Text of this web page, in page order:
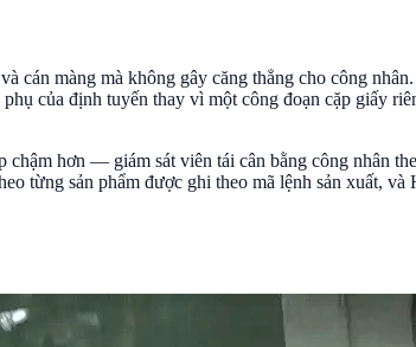
cán màng mà không gây căng thẳng cho công
của định tuyến thay vì một công đoạn cặp giấy
hơn — giám sát viên tái cân bằng công nhân
từng sản phẩm được ghi theo mã lệnh sản xuất,